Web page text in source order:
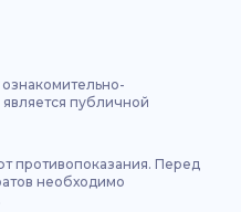
публичной
противопоказания. Перед
необходимо